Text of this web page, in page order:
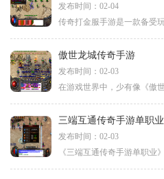
发布时间：02-04
傲世龙城传奇手游
发布时间：02-03
三端互通传奇手游单职业
发布时间：02-03